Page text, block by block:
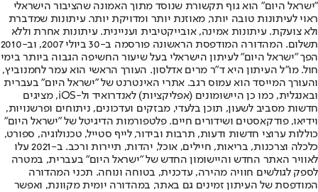
"ישראל היום" הוא גוף תקשורת שנוסד מתוך האמונה שהציבור הישראלי
ראוי לעיתונות טובה יותר, מאוזנת יותר ומדויקת יותר. עיתונות שמדברת
ולא צועקת. עיתונות אמינה, אובייקטיבית ועניינית. עיתונות אחרת וללא
תשלום. המהדורה המודפסת הראשונה פורסמה ב-30 ביולי 2007, וב-2010
הפך "ישראל היום" לעיתון הישראלי בעל שיעור החשיפה הגבוה ביותר בימי
חול. מו"ל העיתון היא ד"ר מרים אדלסון. העורך הראשי הוא עמר לחמנוביץ,
והעורך המייסד הוא עמוס רגב. אתרי האינטרנט של "ישראל היום" בעברית
ובאנגלית, כמו כן היישומונים (אפליקציות) לאנדרואיד ול-iOS, מציגים
חדשות מסביב לשעון, תוכן בלעדי, מבזקים ועדכונים, ניתוחים ופרשנויות,
וידיאו, פודקאסטים ושידורים חיים. פלטפורמות הדיגיטל של "ישראל היום"
כוללות ערוצי חדשות ודעות, תרבות ובידור, לייף סטייל, טכנולוגיה, ספורט,
כלכלה וצרכנות, בריאות, חיילים, אוכל, יהדות, תיירות ורכב. ב-2021 עלו
לאוויר האתר החדש והיישומון החדש של "ישראל היום" בעברית, במטרה
לספק לגולשים חוויה מהירה, עדכנית, בטוחה ונוחה. תכני המהדורה
המודפסת של העיתון זמינים גם באתר, במהדורה יומית מקוונת, ואפשר